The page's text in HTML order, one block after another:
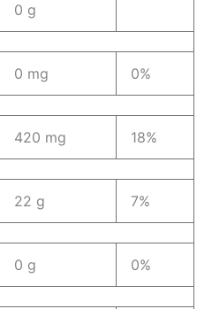
0 g
0 mg 0%
420 mg 18%
22 g 7%
0 g 0%